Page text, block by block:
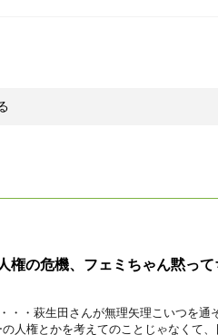
権の危機、フェミちゃん黙って
・・萩生田さんが無理矢理こいつを通
人権とかを考えてのことじゃなくて、